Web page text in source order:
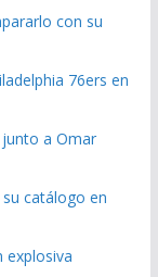
con su
76ers en
junto a Omar
catálogo en
explosiva